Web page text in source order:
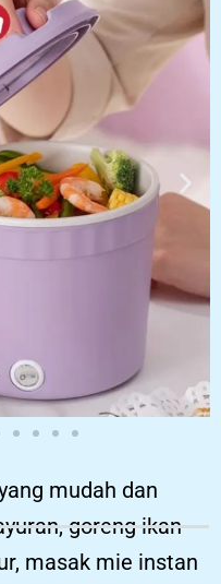
mudah dan
goreng ikan
masak mie instan